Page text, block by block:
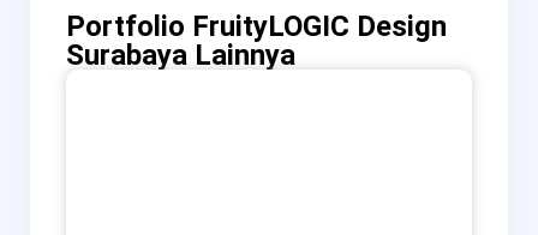
Portfolio FruityLOGIC Design
Surabaya Lainnya